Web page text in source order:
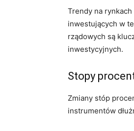
Trendy na
inwestujących w
rządowych są
inwestycyjnych.
Stopy
Zmiany stóp
instrumentów